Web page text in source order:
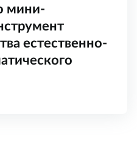
мини-
естественно-